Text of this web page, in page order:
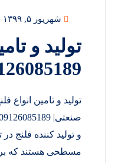
شهریور ۵, ۱۳۹۹
تولید و
تولید و تامین انواع
و تولید کننده فلنج در
مسطحی هستند که برای